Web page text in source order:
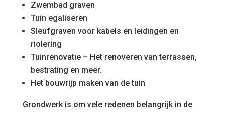
Zwembad graven
Tuin egaliseren
Sleufgraven voor kabels en leidingen en
riolering
Tuinrenovatie – Het renoveren van terrassen,
bestrating en meer.
Het bouwrijp maken van de tuin
Grondwerk is om vele redenen belangrijk in de